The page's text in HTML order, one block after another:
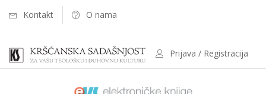
Kontakt O nama
Prijava / Registracija